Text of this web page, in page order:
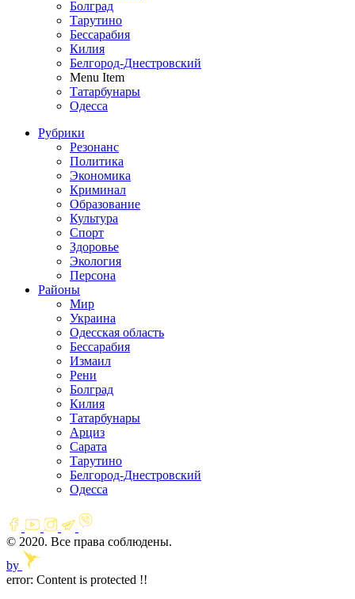
Болград
Тарутино
Бессарабия
Килия
Белгород-Днестровский
Menu Item
Татарбунары
Одесса
Рубрики
Резонанс
Политика
Экономика
Криминал
Образование
Культура
Спорт
Здоровье
Экология
Персона
Районы
Мир
Украина
Одесская область
Бессарабия
Измаил
Рени
Болград
Килия
Татарбунары
Арциз
Сарата
Тарутино
Белгород-Днестровский
Одесса
© 2020. Все права соблюдены.
by
error: Content is protected !!